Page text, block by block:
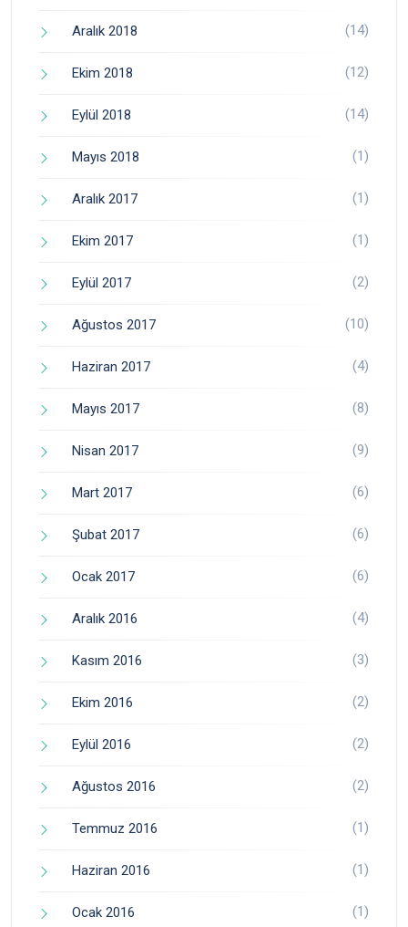
Aralık 2018 (14)
Ekim 2018 (12)
Eylül 2018 (14)
Mayıs 2018 (1)
Aralık 2017 (1)
Ekim 2017 (1)
Eylül 2017 (2)
Ağustos 2017 (10)
Haziran 2017 (4)
Mayıs 2017 (8)
Nisan 2017 (9)
Mart 2017 (6)
Şubat 2017 (6)
Ocak 2017 (6)
Aralık 2016 (4)
Kasım 2016 (3)
Ekim 2016 (2)
Eylül 2016 (2)
Ağustos 2016 (2)
Temmuz 2016 (1)
Haziran 2016 (1)
Ocak 2016 (1)